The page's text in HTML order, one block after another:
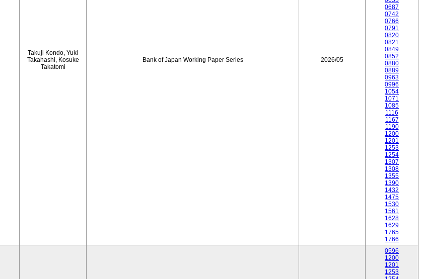
Takuji Kondo, Yuki
Takahashi, Kosuke
Takatomi
Bank of Japan Working Paper Series 2026/05
0687
0742
0766
0791
0820
0821
0849
0852
0880
0889
0963
0996
1054
1071
1085
1116
1167
1190
1200
1201
1253
1254
1307
1308
1355
1390
1432
1475
1530
1561
1628
1629
1765
1766
0596
1200
1201
1253